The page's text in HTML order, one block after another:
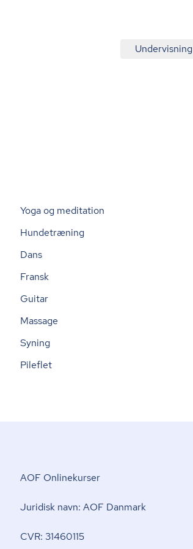
Undervisning
Yoga og meditation
Hundetræning
Dans
Fransk
Guitar
Massage
Syning
Pileflet
AOF Onlinekurser
Juridisk navn: AOF Danmark
CVR: 31460115